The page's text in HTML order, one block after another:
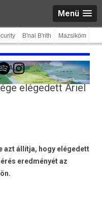
Menü
B'nai B'rith Mazsiköm
Instagram
elégedett Ariel
azt állítja, hogy elégedett
eredményét az